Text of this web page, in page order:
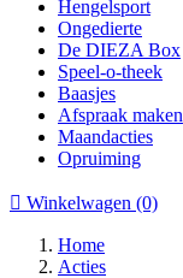
Hengelsport
Ongedierte
De DIEZA Box
Speel-o-theek
Baasjes
Afspraak maken
Maandacties
Opruiming
 Winkelwagen (0)
Home
Acties